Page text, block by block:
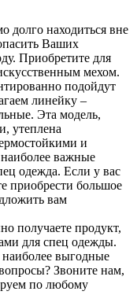
долго находиться вне
Ваших
Приобретите для
мехом.
подойдут
линейку –
Эта модель,
утеплена
и
важные
одежда. Если у вас
приобрести большое
вам
получаете продукт,
для спец одежды.
выгодные
Звоните нам,
по любому